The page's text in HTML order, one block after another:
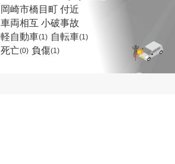
岡崎市橋目町 付近
車両相互 小破事故
軽自動車(1) 自転車(1)
死亡(0) 負傷(1)